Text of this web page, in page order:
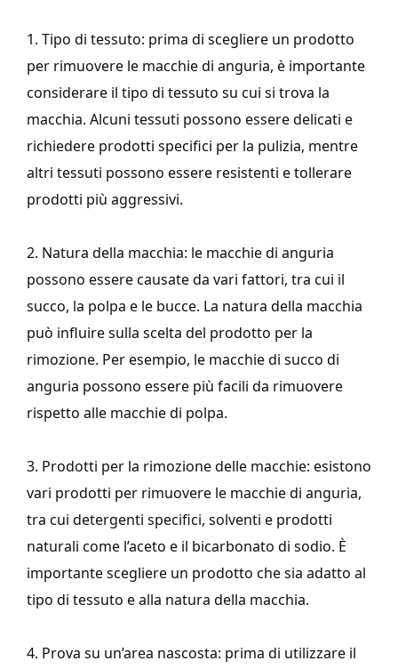
1. Tipo di tessuto: prima di scegliere un prodotto
per rimuovere le macchie di anguria, è importante
considerare il tipo di tessuto su cui si trova la
macchia. Alcuni tessuti possono essere delicati e
richiedere prodotti specifici per la pulizia, mentre
altri tessuti possono essere resistenti e tollerare
prodotti più aggressivi.
2. Natura della macchia: le macchie di anguria
possono essere causate da vari fattori, tra cui il
succo, la polpa e le bucce. La natura della macchia
può influire sulla scelta del prodotto per la
rimozione. Per esempio, le macchie di succo di
anguria possono essere più facili da rimuovere
rispetto alle macchie di polpa.
3. Prodotti per la rimozione delle macchie: esistono
vari prodotti per rimuovere le macchie di anguria,
tra cui detergenti specifici, solventi e prodotti
naturali come l’aceto e il bicarbonato di sodio. È
importante scegliere un prodotto che sia adatto al
tipo di tessuto e alla natura della macchia.
4. Prova su un’area nascosta: prima di utilizzare il